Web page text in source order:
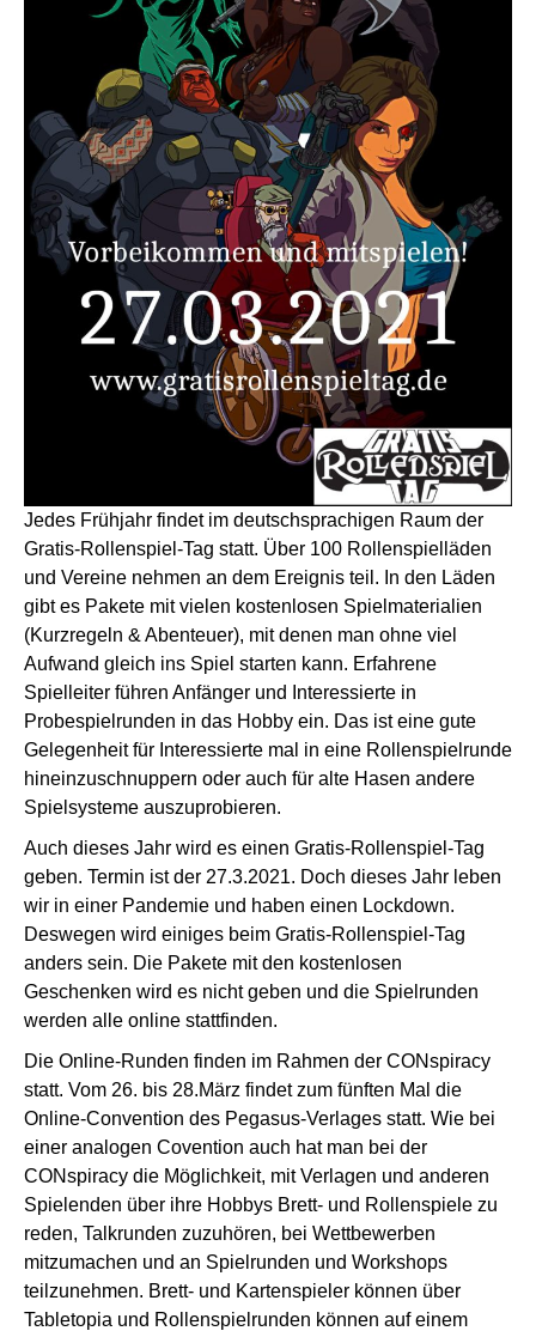
Jedes Frühjahr findet im deutschsprachigen Raum der
Gratis-Rollenspiel-Tag statt. Über 100 Rollenspielläden
und Vereine nehmen an dem Ereignis teil. In den Läden
gibt es Pakete mit vielen kostenlosen Spielmaterialien
(Kurzregeln & Abenteuer), mit denen man ohne viel
Aufwand gleich ins Spiel starten kann. Erfahrene
Spielleiter führen Anfänger und Interessierte in
Probespielrunden in das Hobby ein. Das ist eine gute
Gelegenheit für Interessierte mal in eine Rollenspielrunde
hineinzuschnuppern oder auch für alte Hasen andere
Spielsysteme auszuprobieren.
Auch dieses Jahr wird es einen Gratis-Rollenspiel-Tag
geben. Termin ist der 27.3.2021. Doch dieses Jahr leben
wir in einer Pandemie und haben einen Lockdown.
Deswegen wird einiges beim Gratis-Rollenspiel-Tag
anders sein. Die Pakete mit den kostenlosen
Geschenken wird es nicht geben und die Spielrunden
werden alle online stattfinden.
Die Online-Runden finden im Rahmen der CONspiracy
statt. Vom 26. bis 28.März findet zum fünften Mal die
Online-Convention des Pegasus-Verlages statt. Wie bei
einer analogen Covention auch hat man bei der
CONspiracy die Möglichkeit, mit Verlagen und anderen
Spielenden über ihre Hobbys Brett- und Rollenspiele zu
reden, Talkrunden zuzuhören, bei Wettbewerben
mitzumachen und an Spielrunden und Workshops
teilzunehmen. Brett- und Kartenspieler können über
Tabletopia und Rollenspielrunden können auf einem